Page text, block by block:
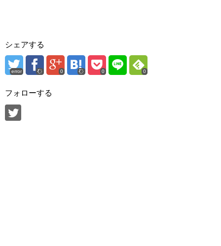
シェアする
error 0 0 0
フォローする